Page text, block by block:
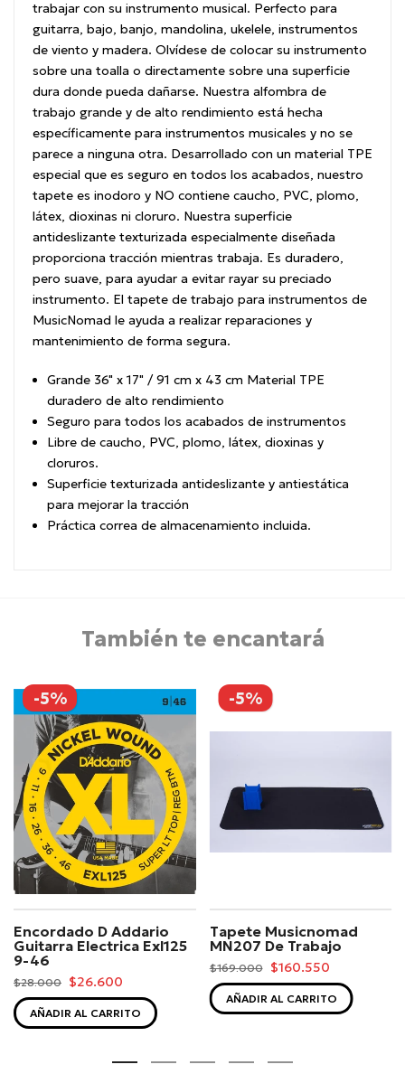
trabajar con su instrumento musical. Perfecto para
guitarra, bajo, banjo, mandolina, ukelele, instrumentos
de viento y madera. Olvídese de colocar su instrumento
sobre una toalla o directamente sobre una superficie
dura donde pueda dañarse. Nuestra alfombra de
trabajo grande y de alto rendimiento está hecha
específicamente para instrumentos musicales y no se
parece a ninguna otra. Desarrollado con un material TPE
especial que es seguro en todos los acabados, nuestro
tapete es inodoro y NO contiene caucho, PVC, plomo,
látex, dioxinas ni cloruro. Nuestra superficie
antideslizante texturizada especialmente diseñada
proporciona tracción mientras trabaja. Es duradero,
pero suave, para ayudar a evitar rayar su preciado
instrumento. El tapete de trabajo para instrumentos de
MusicNomad le ayuda a realizar reparaciones y
mantenimiento de forma segura.
Grande 36" x 17" / 91 cm x 43 cm Material TPE
duradero de alto rendimiento
Seguro para todos los acabados de instrumentos
Libre de caucho, PVC, plomo, látex, dioxinas y
cloruros.
Superficie texturizada antideslizante y antiestática
para mejorar la tracción
Práctica correa de almacenamiento incluida.
También te encantará
-5%
Encordado D Addario
Guitarra Electrica Exl125
9-46
$28.000 $26.600
AÑADIR AL CARRITO
-5%
Tapete Musicnomad
MN207 De Trabajo
$169.000 $160.550
AÑADIR AL CARRITO